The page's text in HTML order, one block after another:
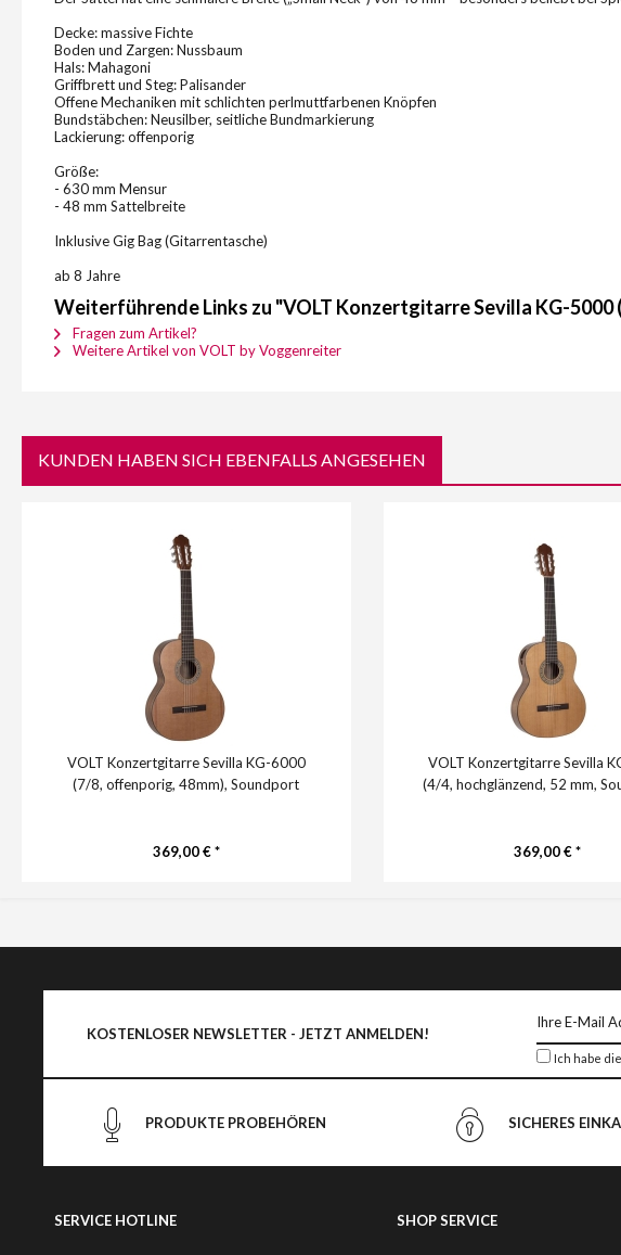
Decke: massive Fichte
Boden und Zargen: Nussbaum
Hals: Mahagoni
Griffbrett und Steg: Palisander
Offene Mechaniken mit schlichten perlmuttfarbenen Knöpfen
Bundstäbchen: Neusilber, seitliche Bundmarkierung
Lackierung: offenporig
Größe:
- 630 mm Mensur
- 48 mm Sattelbreite
Inklusive Gig Bag (Gitarrentasche)
ab 8 Jahre
Weiterführende Links zu "VOLT Konzertgitarre Sevilla KG-
Fragen zum Artikel?
Weitere Artikel von VOLT by Voggenreiter
KUNDEN HABEN SICH EBENFALLS ANGESEHEN
VOLT Konzertgitarre Sevilla KG-6000
(7/8, offenporig, 48mm), Soundport
369,00 € *
VOLT Konzertgitarre Sevilla
(4/4, hochglänzend, 52 mm,
369,00 € *
KOSTENLOSER NEWSLETTER - JETZT ANMELDEN!
Ich habe die
PRODUKTE PROBEHÖREN SICHERES
SERVICE HOTLINE SHOP SERVICE